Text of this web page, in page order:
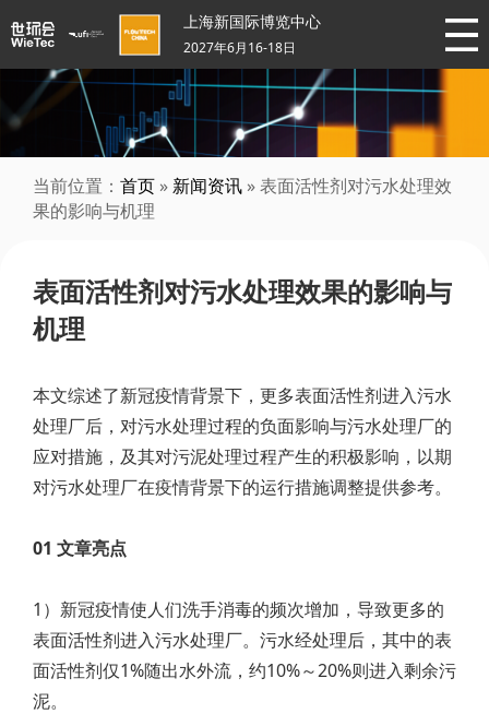
上海新国际博览中心
2027年6月16-18日
当前位置： 首页 » 新闻资讯 » 表面活性剂对污水处理效
果的影响与机理
表面活性剂对污水处理效果的影响与
机理
本文综述了新冠疫情背景下，更多表面活性剂进入污水
处理厂后，对污水处理过程的负面影响与污水处理厂的
应对措施，及其对污泥处理过程产生的积极影响，以期
对污水处理厂在疫情背景下的运行措施调整提供参考。
01 文章亮点
1）新冠疫情使人们洗手消毒的频次增加，导致更多的
表面活性剂进入污水处理厂。污水经处理后，其中的表
面活性剂仅1%随出水外流，约10%～20%则进入剩余污
泥。